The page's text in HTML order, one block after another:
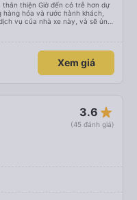
thiện Giờ đến có trễ hơn dự
hóa và rước hành khách,
vụ của nhà xe này, và sẽ ủng
vụ của nhà xe này
Xem giá
3.6 star_rate
(45 đánh giá)